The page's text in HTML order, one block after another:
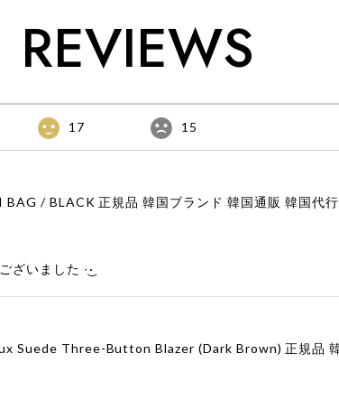
REVIEWS
17 15
ざいました‪ ·͜·